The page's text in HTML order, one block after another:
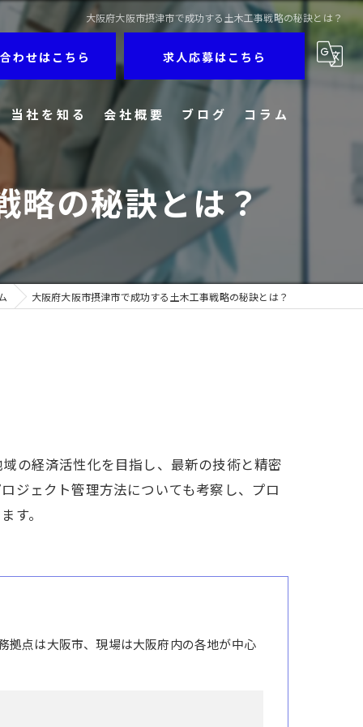
大阪府大阪市摂津市で成功する土木工事戦略の秘訣とは？
わせはこちら 求人応募はこちら
当社を知る
建築
未経験者
正社員
会社概要 ブログ コラム
略の秘訣とは？
大阪府大阪市摂津市で成功する土木工事戦略の秘訣とは？
の経済活性化を目指し、最新の技術と精密
ジェクト管理方法についても考察し、プロ
す。
拠点は大阪市、現場は大阪府内の各地が中心